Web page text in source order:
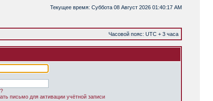
Текущее время: Суббота 08 Август 2026 01:40:17 AM
Часовой пояс: UTC + 3 часа
письмо для активации учётной записи